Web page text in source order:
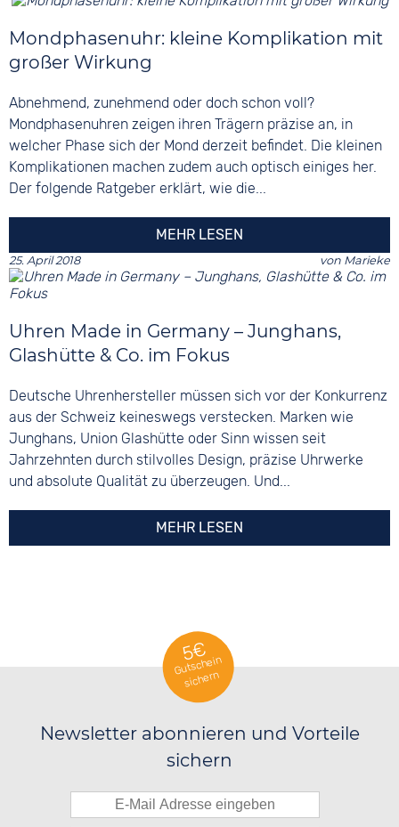
Mondphasenuhr: kleine Komplikation mit
großer Wirkung
Abnehmend, zunehmend oder doch schon voll?
Mondphasenuhren zeigen ihren Trägern präzise an, in
welcher Phase sich der Mond derzeit befindet. Die kleinen
Komplikationen machen zudem auch optisch einiges her.
Der folgende Ratgeber erklärt, wie die...
MEHR LESEN
25. April 2018 von Marieke
Uhren Made in Germany – Junghans,
Glashütte & Co. im Fokus
Deutsche Uhrenhersteller müssen sich vor der Konkurrenz
aus der Schweiz keineswegs verstecken. Marken wie
Junghans, Union Glashütte oder Sinn wissen seit
Jahrzehnten durch stilvolles Design, präzise Uhrwerke
und absolute Qualität zu überzeugen. Und...
MEHR LESEN
5€
Gutschein
sichern
Newsletter abonnieren und Vorteile
sichern